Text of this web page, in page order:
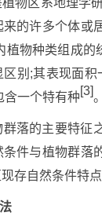
物区系地理学
的许多个体或
植物种类组成的
别;其表现面积
含一个特有种[3]。
落的主要特征
件与植物群落
存自然条件特点